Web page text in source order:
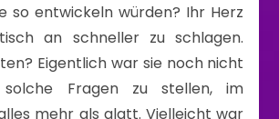
so entwickeln würden? Ihr Herz
an schneller zu schlagen.
Eigentlich war sie noch nicht
Fragen zu stellen, im
mehr als glatt. Vielleicht war